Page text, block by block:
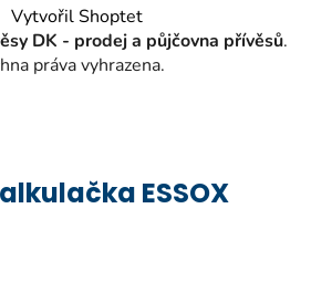
Vytvořil Shoptet
DK - prodej a půjčovna přívěsů.
práva vyhrazena.
ESSOX